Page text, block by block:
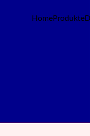
HomeProdukte